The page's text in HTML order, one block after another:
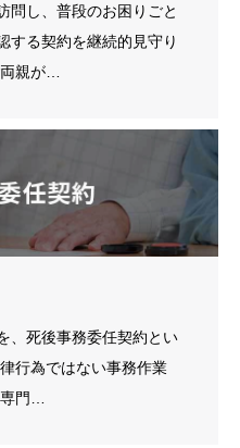
問し、普段のお困りごと
する契約を継続的見守り
親が…
、死後事務委任契約とい
行為ではない事務作業
門…